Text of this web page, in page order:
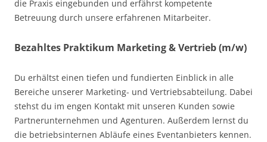
die Praxis eingebunden und erfährst kompetente
Betreuung durch unsere erfahrenen Mitarbeiter.
Bezahltes Praktikum Marketing & Vertrieb (m/w)
Du erhältst einen tiefen und fundierten Einblick in alle
Bereiche unserer Marketing- und Vertriebsabteilung. Dabei
stehst du im engen Kontakt mit unseren Kunden sowie
Partnerunternehmen und Agenturen. Außerdem lernst du
die betriebsinternen Abläufe eines Eventanbieters kennen.